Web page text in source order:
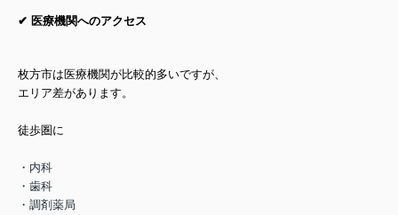
✔ 医療機関へのアクセス
枚方市は医療機関が比較的多いですが、
エリア差があります。
徒歩圏に
・内科
・歯科
・調剤薬局